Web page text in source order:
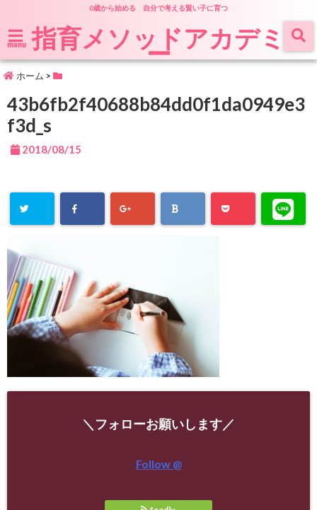
0歳から始める 自分で考える賢い子に育つ
menu 指育メソッドアカデミ
ー
ホーム >
43b6fb2f40688b84dd0f1da0949e3
f3d_s
2018/08/15
＼フォローお願いします／
Follow @